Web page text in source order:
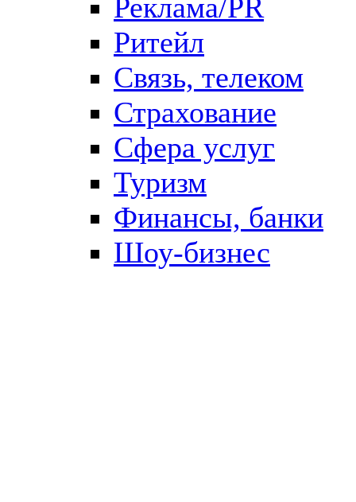
Реклама/PR
Ритейл
Связь, телеком
Страхование
Сфера услуг
Туризм
Финансы, банки
Шоу-бизнес